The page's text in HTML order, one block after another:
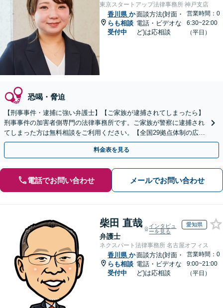
東京スタートアップ法律事務所 神戸支店
香川県 か
らも相談
受付中
面談方法(対面・
電話・ビデオな
ど)は応相談
営業時間：0
6:30~22:00
（平日）
恐喝・脅迫
【刑事事件・逮捕に強い弁護士】【ご家族が逮捕されてしまったら】
刑事事件の加害者側専門の法律事務所です。ご家族が警察に逮捕され
てしまった方は無料相談をご利用ください。【全国29拠点体制の広域
対応】【弁護士待機中/当日中の電話相談可(予約制)】
料金表を見る
電話でお問い合わせ メールでお問い合わせ
柴田 直哉
弁護士
インタビュ
ーを見る
愛知県
ネクスパート法律事務所 名古屋オフィス
香川県 か
らも相談
受付中
面談方法(対面・
電話・ビデオな
ど)は応相談
営業時間：0
9:00~21:00
（平日）